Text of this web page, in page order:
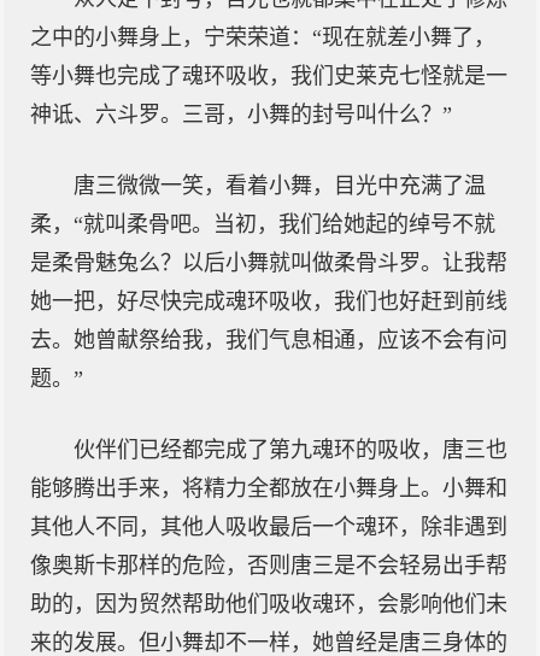
之中的小舞身上，宁荣荣道：“现在就差小舞了，
等小舞也完成了魂环吸收，我们史莱克七怪就是一
神诋、六斗罗。三哥，小舞的封号叫什么？”
唐三微微一笑，看着小舞，目光中充满了温
柔，“就叫柔骨吧。当初，我们给她起的绰号不就
是柔骨魅兔么？以后小舞就叫做柔骨斗罗。让我帮
她一把，好尽快完成魂环吸收，我们也好赶到前线
去。她曾献祭给我，我们气息相通，应该不会有问
题。”
伙伴们已经都完成了第九魂环的吸收，唐三也
能够腾出手来，将精力全都放在小舞身上。小舞和
其他人不同，其他人吸收最后一个魂环，除非遇到
像奥斯卡那样的危险，否则唐三是不会轻易出手帮
助的，因为贸然帮助他们吸收魂环，会影响他们未
来的发展。但小舞却不一样，她曾经是唐三身体的